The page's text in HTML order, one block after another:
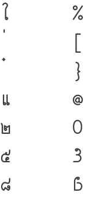
ใ
แ
๒
๕
๘
%
[
}
@
0
3
6